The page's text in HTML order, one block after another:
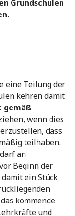
Grundschulen
eine Teilung der
kehren damit
gemäß
wenn dies
dass
teilhaben.
an
Beginn der
ein Stück
kommende
und